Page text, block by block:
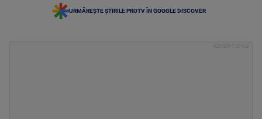
URMĂREȘTE ȘTIRILE PROTV ÎN GOOGLE DISCOVER